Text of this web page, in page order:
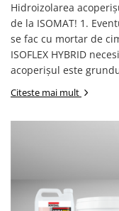
Garnituri Adezive Uși
Gips Carton
Șuruburi Gips Carton
Piese pentru CD si UA
Benzi Gips Carton
Acoperiri Elastice,
Lemn
Hidroizolarea
de la ISOMAT! 1.
se fac cu mortar de
ISOFLEX HYBRID
acoperișul este
Citeste mai mult